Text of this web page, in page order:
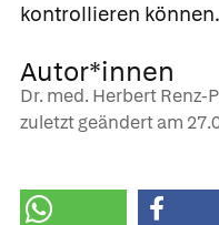
kontrollieren können.
Autor*innen
Dr. med. Herbert Renz-
zuletzt geändert am